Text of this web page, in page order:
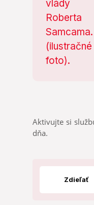
Aktivujte si
dňa.
Zdieľať